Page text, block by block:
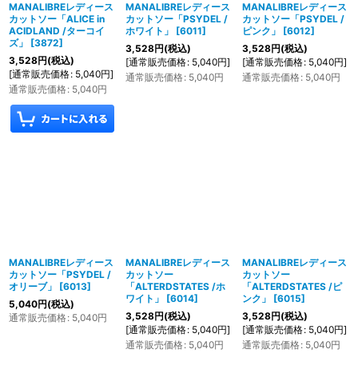
MANALIBREレディース
カットソー「ALICE in
ACIDLAND /ターコイ
ズ」
[3872]
3,528円(税込)
[通常販売価格: 5,040円]
通常販売価格: 5,040円
MANALIBREレディース
カットソー「PSYDEL /
ホワイト」
[6011]
3,528円(税込)
[通常販売価格: 5,040円]
通常販売価格: 5,040円
MANALIBREレディース
カットソー「PSYDEL /
ピンク」
[6012]
3,528円(税込)
[通常販売価格: 5,040円]
通常販売価格: 5,040円
MANALIBREレディース
カットソー「PSYDEL /
オリーブ」
[6013]
5,040円(税込)
通常販売価格: 5,040円
MANALIBREレディース
カットソー
「ALTERDSTATES /ホ
ワイト」
[6014]
3,528円(税込)
[通常販売価格: 5,040円]
通常販売価格: 5,040円
MANALIBREレディース
カットソー
「ALTERDSTATES /ピ
ンク」
[6015]
3,528円(税込)
[通常販売価格: 5,040円]
通常販売価格: 5,040円